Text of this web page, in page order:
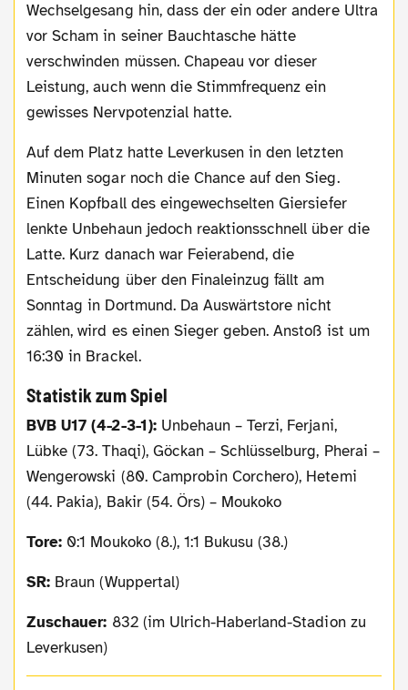
Wechselgesang hin, dass der ein oder andere Ultra
vor Scham in seiner Bauchtasche hätte
verschwinden müssen. Chapeau vor dieser
Leistung, auch wenn die Stimmfrequenz ein
gewisses Nervpotenzial hatte.
Auf dem Platz hatte Leverkusen in den letzten
Minuten sogar noch die Chance auf den Sieg.
Einen Kopfball des eingewechselten Giersiefer
lenkte Unbehaun jedoch reaktionsschnell über die
Latte. Kurz danach war Feierabend, die
Entscheidung über den Finaleinzug fällt am
Sonntag in Dortmund. Da Auswärtstore nicht
zählen, wird es einen Sieger geben. Anstoß ist um
16:30 in Brackel.
Statistik zum Spiel
BVB U17 (4-2-3-1):Unbehaun – Terzi, Ferjani,
Lübke (73. Thaqi), Göckan – Schlüsselburg, Pherai –
Wengerowski (80. Camprobin Corchero), Hetemi
(44. Pakia), Bakir (54. Örs) – Moukoko
Tore: 0:1 Moukoko (8.), 1:1 Bukusu (38.)
SR: Braun (Wuppertal)
Zuschauer: 832 (im Ulrich-Haberland-Stadion zu
Leverkusen)